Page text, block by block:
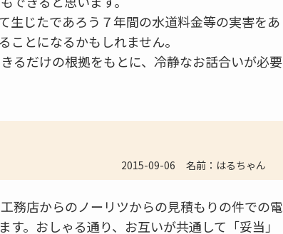
生じたであろう７年間の水道料金等の実害をあ
とになるかもしれません。
るだけの根拠をもとに、冷静なお話合いが必要
2015-09-06 名前：はるちゃん
務店からのノーリツからの見積もりの件での電
。おしゃる通り、お互いが共通して「妥当」